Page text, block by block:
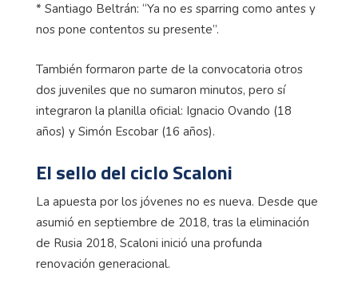
* Santiago Beltrán: “Ya no es sparring como antes y
nos pone contentos su presente”.
También formaron parte de la convocatoria otros
dos juveniles que no sumaron minutos, pero sí
integraron la planilla oficial: Ignacio Ovando (18
años) y Simón Escobar (16 años).
El sello del ciclo Scaloni
La apuesta por los jóvenes no es nueva. Desde que
asumió en septiembre de 2018, tras la eliminación
de Rusia 2018, Scaloni inició una profunda
renovación generacional.